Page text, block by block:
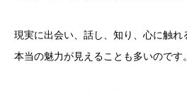
現実に出会い、話し、知り、心に触れ
本当の魅力が見えることも多いのです。